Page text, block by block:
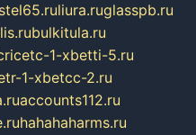
liura.ruglasspb.ru
bulkitula.ru
1-xbetti-5.ru
1-xbetcc-2.ru
accounts112.ru
hahahaharms.ru